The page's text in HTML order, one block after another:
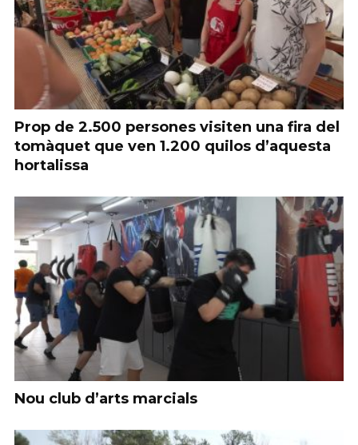
Prop de 2.500 persones visiten una fira del
tomàquet que ven 1.200 quilos d’aquesta
hortalissa
Nou club d’arts marcials